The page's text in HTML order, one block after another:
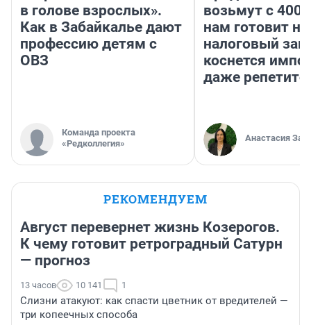
в голове взрослых».
Как в Забайкалье дают
профессию детям с
ОВЗ
Команда проекта
«Редколлегия»
возьмут с
нам готовит
налоговый
коснется
даже
Анастасия
РЕКОМЕНДУЕМ
Август перевернет жизнь Козерогов.
К чему готовит ретроградный Сатурн
— прогноз
13 часов 10 141 1
Слизни атакуют: как спасти цветник от вредителей —
три копеечных способа